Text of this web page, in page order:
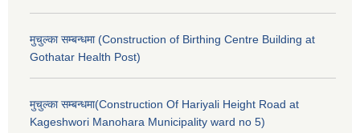
मुचुल्का सम्बन्धमा (Construction of Birthing Centre Building at
Gothatar Health Post)
मुचुल्का सम्बन्धमा(Construction Of Hariyali Height Road at
Kageshwori Manohara Municipality ward no 5)